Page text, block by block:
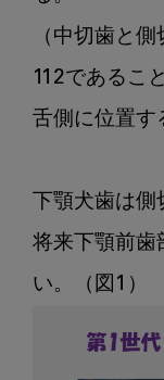
（中切歯と
112であるこ
舌側に位置す
下顎犬歯は
将来下顎前歯